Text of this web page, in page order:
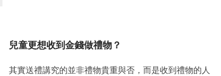
兒童更想收到金錢做禮物？
其實送禮講究的並非禮物貴重與否，而是收到禮物的人